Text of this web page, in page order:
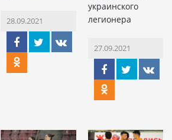
28.09.2021
украинского
легионера
27.09.2021